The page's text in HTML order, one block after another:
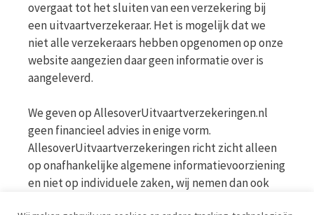
overgaat tot het sluiten van een verzekering bij
een uitvaartverzekeraar. Het is mogelijk dat we
niet alle verzekeraars hebben opgenomen op onze
website aangezien daar geen informatie over is
aangeleverd.
We geven op AllesoverUitvaartverzekeringen.nl
geen financieel advies in enige vorm.
AllesoverUitvaartverzekeringen richt zicht alleen
op onafhankelijke algemene informatievoorziening
en niet op individuele zaken, wij nemen dan ook